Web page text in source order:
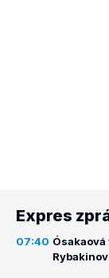
Expres
07:40